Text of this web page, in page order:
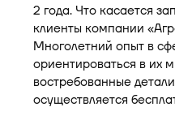
2 года. Что касается
клиенты компании
Многолетний опыт в
ориентироваться в их
востребованные
осуществляется